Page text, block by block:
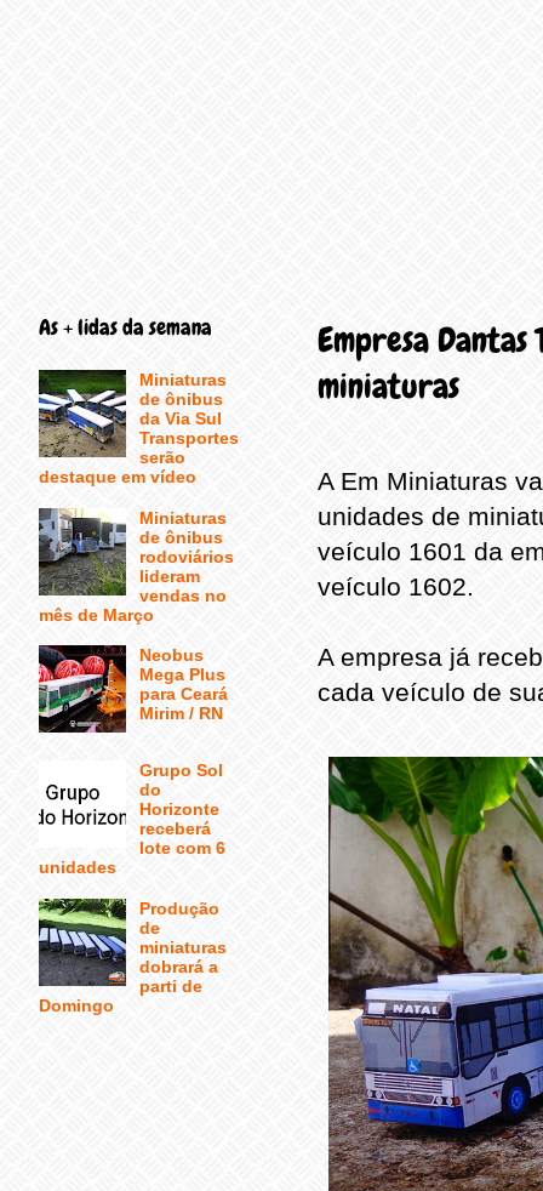
Empresa
miniaturas
A Em Miniaturas
unidades de
veículo 1601 da
veículo 1602.
A empresa já
cada veículo de
As + lidas da semana
Miniaturas
de ônibus
da Via Sul
Transportes
serão
destaque em vídeo
Miniaturas
de ônibus
rodoviários
lideram
vendas no
mês de Março
Neobus
Mega Plus
para Ceará
Mirim / RN
Grupo Sol
do
Horizonte
receberá
lote com 6
unidades
Produção
de
miniaturas
dobrará a
parti de
Domingo